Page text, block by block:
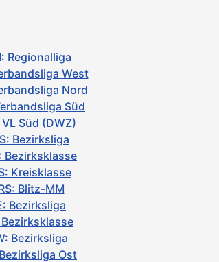
Regionalliga
West
Nord
Süd
VL Süd (DWZ)
Bezirksliga
Bezirksklasse
Kreisklasse
Blitz-MM
Bezirksliga
Bezirksklasse
Bezirksliga
Ost